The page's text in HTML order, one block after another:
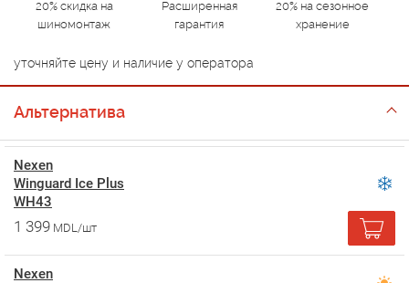
20% скидка на
шиномонтаж
Расширенная
гарантия
20% на сезонное
хранение
уточняйте цену и наличие у оператора
Альтернатива
Nexen
Winguard Ice Plus
WH43
1 399 MDL/шт
Nexen